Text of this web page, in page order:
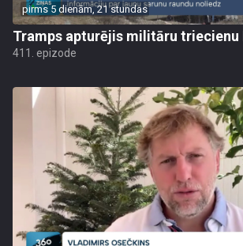
pirms 5 dienām, 21 stundas
Tramps apturējis militāru triecienu
411. epizode